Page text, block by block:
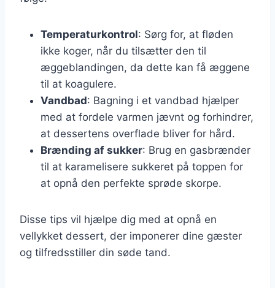
Temperaturkontrol: Sørg for, at fløden
ikke koger, når du tilsætter den til
æggeblandingen, da dette kan få æggene
til at koagulere.
Vandbad: Bagning i et vandbad hjælper
med at fordele varmen jævnt og forhindrer,
at dessertens overflade bliver for hård.
Brænding af sukker: Brug en gasbrænder
til at karamelisere sukkeret på toppen for
at opnå den perfekte sprøde skorpe.
Disse tips vil hjælpe dig med at opnå en
vellykket dessert, der imponerer dine gæster
og tilfredsstiller din søde tand.